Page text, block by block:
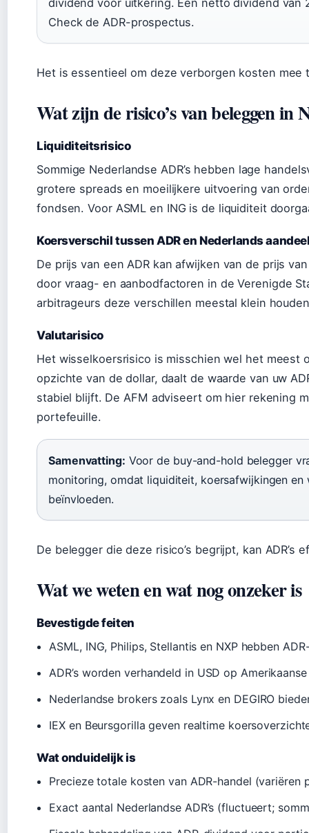
Check de ADR-prospectus.
Het is essentieel om deze verborgen kosten mee
Wat zijn de risico’s van beleggen in
Liquiditeitsrisico
Sommige Nederlandse ADR’s hebben lage
grotere spreads en moeilijkere uitvoering van
fondsen. Voor ASML en ING is de liquiditeit
Koersverschil tussen ADR en Nederlands
De prijs van een ADR kan afwijken van de prijs
door vraag- en aanbodfactoren in de Verenigde
arbitrageurs deze verschillen meestal klein
Valutarisico
Het wisselkoersrisico is misschien wel het meest
opzichte van de dollar, daalt de waarde van uw
stabiel blijft. De AFM adviseert om hier rekening
portefeuille.
Samenvatting: Voor de buy-and-hold belegger
monitoring, omdat liquiditeit, koersafwijkingen en
beïnvloeden.
De belegger die deze risico’s begrijpt, kan ADR’s
Wat we weten en wat nog onzeker is
Bevestigde feiten
ASML, ING, Philips, Stellantis en NXP hebben
ADR’s worden verhandeld in USD op
Nederlandse brokers zoals Lynx en DEGIRO
IEX en Beursgorilla geven realtime
Wat onduidelijk is
Precieze totale kosten van ADR-handel (variëren
Exact aantal Nederlandse ADR’s (fluctueert;